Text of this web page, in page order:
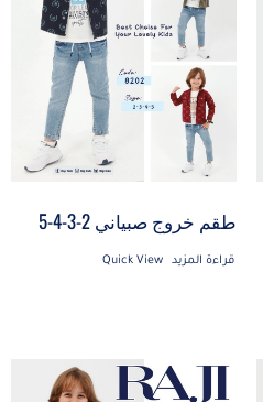
طقم خروج صبياني 2-3-4-5
قراءة المزيد Quick View